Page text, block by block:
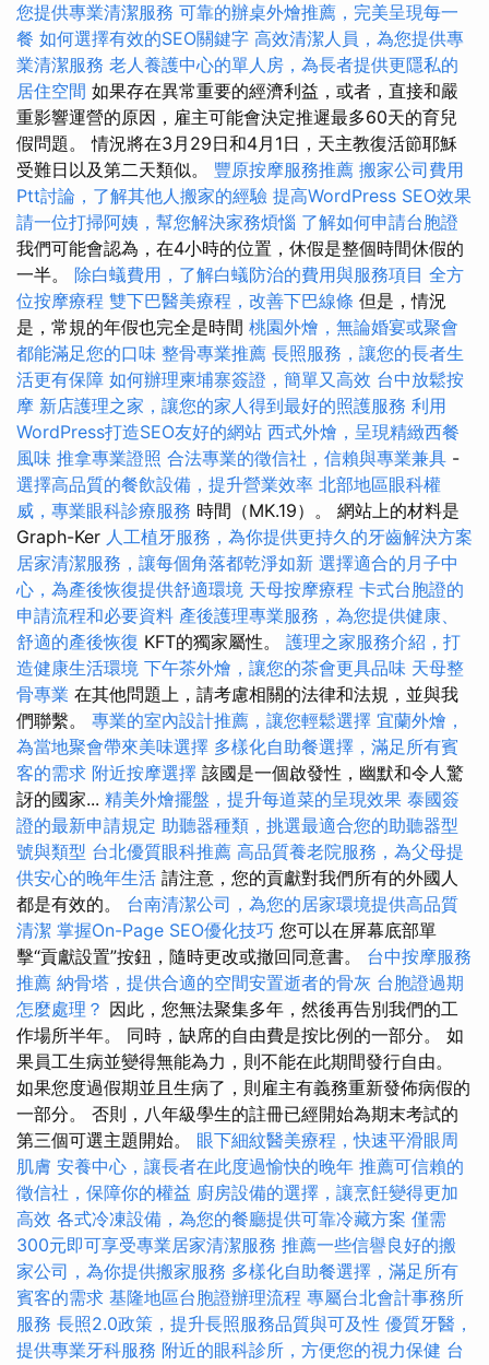
您提供專業清潔服務 可靠的辦桌外燴推薦，完美呈現每一
餐 如何選擇有效的SEO關鍵字 高效清潔人員，為您提供專
業清潔服務 老人養護中心的單人房，為長者提供更隱私的
居住空間 如果存在異常重要的經濟利益，或者，直接和嚴
重影響運營的原因，雇主可能會決定推遲最多60天的育兒
假問題。 情況將在3月29日和4月1日，天主教復活節耶穌
受難日以及第二天類似。 豐原按摩服務推薦 搬家公司費用
Ptt討論，了解其他人搬家的經驗 提高WordPress SEO效果
請一位打掃阿姨，幫您解決家務煩惱 了解如何申請台胞證
我們可能會認為，在4小時的位置，休假是整個時間休假的
一半。 除白蟻費用，了解白蟻防治的費用與服務項目 全方
位按摩療程 雙下巴醫美療程，改善下巴線條 但是，情況
是，常規的年假也完全是時間 桃園外燴，無論婚宴或聚會
都能滿足您的口味 整骨專業推薦 長照服務，讓您的長者生
活更有保障 如何辦理柬埔寨簽證，簡單又高效 台中放鬆按
摩 新店護理之家，讓您的家人得到最好的照護服務 利用
WordPress打造SEO友好的網站 西式外燴，呈現精緻西餐
風味 推拿專業證照 合法專業的徵信社，信賴與專業兼具 -
選擇高品質的餐飲設備，提升營業效率 北部地區眼科權
威，專業眼科診療服務 時間（MK.19）。 網站上的材料是
Graph-Ker 人工植牙服務，為你提供更持久的牙齒解決方案
居家清潔服務，讓每個角落都乾淨如新 選擇適合的月子中
心，為產後恢復提供舒適環境 天母按摩療程 卡式台胞證的
申請流程和必要資料 產後護理專業服務，為您提供健康、
舒適的產後恢復 KFT的獨家屬性。 護理之家服務介紹，打
造健康生活環境 下午茶外燴，讓您的茶會更具品味 天母整
骨專業 在其他問題上，請考慮相關的法律和法規，並與我
們聯繫。 專業的室內設計推薦，讓您輕鬆選擇 宜蘭外燴，
為當地聚會帶來美味選擇 多樣化自助餐選擇，滿足所有賓
客的需求 附近按摩選擇 該國是一個啟發性，幽默和令人驚
訝的國家... 精美外燴擺盤，提升每道菜的呈現效果 泰國簽
證的最新申請規定 助聽器種類，挑選最適合您的助聽器型
號與類型 台北優質眼科推薦 高品質養老院服務，為父母提
供安心的晚年生活 請注意，您的貢獻對我們所有的外國人
都是有效的。 台南清潔公司，為您的居家環境提供高品質
清潔 掌握On-Page SEO優化技巧 您可以在屏幕底部單
擊“貢獻設置”按鈕，隨時更改或撤回同意書。 台中按摩服務
推薦 納骨塔，提供合適的空間安置逝者的骨灰 台胞證過期
怎麼處理？ 因此，您無法聚集多年，然後再告別我們的工
作場所半年。 同時，缺席的自由費是按比例的一部分。 如
果員工生病並變得無能為力，則不能在此期間發行自由。
如果您度過假期並且生病了，則雇主有義務重新發佈病假的
一部分。 否則，八年級學生的註冊已經開始為期末考試的
第三個可選主題開始。 眼下細紋醫美療程，快速平滑眼周
肌膚 安養中心，讓長者在此度過愉快的晚年 推薦可信賴的
徵信社，保障你的權益 廚房設備的選擇，讓烹飪變得更加
高效 各式冷凍設備，為您的餐廳提供可靠冷藏方案 僅需
300元即可享受專業居家清潔服務 推薦一些信譽良好的搬
家公司，為你提供搬家服務 多樣化自助餐選擇，滿足所有
賓客的需求 基隆地區台胞證辦理流程 專屬台北會計事務所
服務 長照2.0政策，提升長照服務品質與可及性 優質牙醫，
提供專業牙科服務 附近的眼科診所，方便您的視力保健 台